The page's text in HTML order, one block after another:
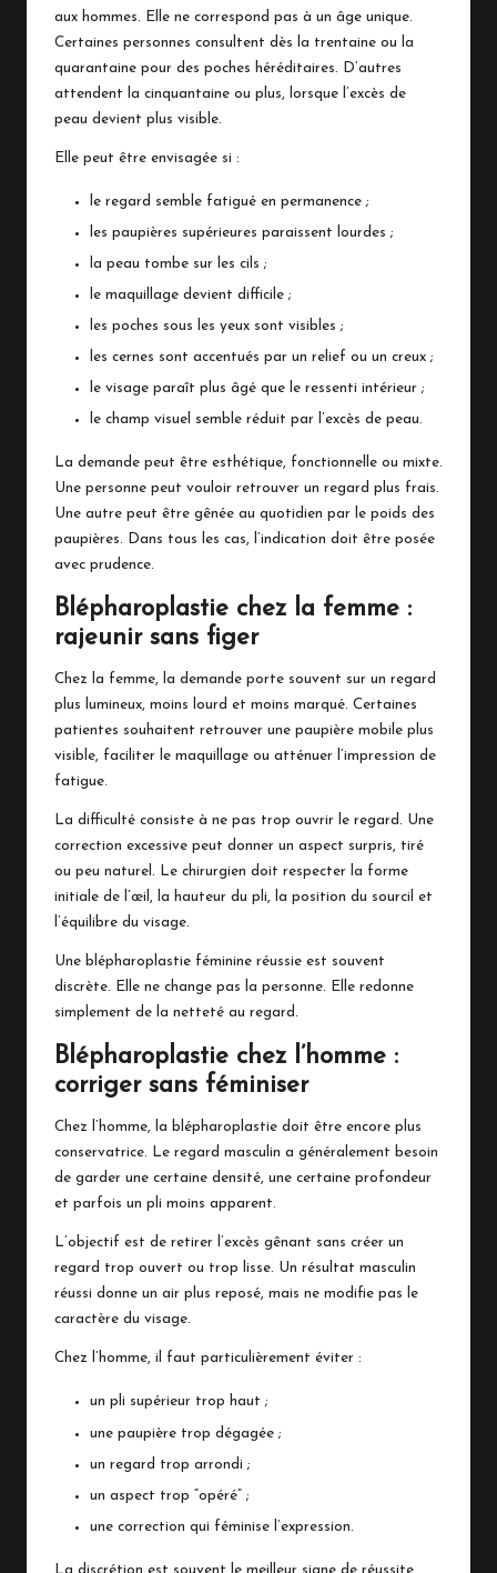
aux hommes. Elle ne correspond pas à un âge unique.
Certaines personnes consultent dès la trentaine ou la
quarantaine pour des poches héréditaires. D’autres
attendent la cinquantaine ou plus, lorsque l’excès de
peau devient plus visible.
Elle peut être envisagée si :
le regard semble fatigué en permanence ;
les paupières supérieures paraissent lourdes ;
la peau tombe sur les cils ;
le maquillage devient difficile ;
les poches sous les yeux sont visibles ;
les cernes sont accentués par un relief ou un creux ;
le visage paraît plus âgé que le ressenti intérieur ;
le champ visuel semble réduit par l’excès de peau.
La demande peut être esthétique, fonctionnelle ou mixte.
Une personne peut vouloir retrouver un regard plus frais.
Une autre peut être gênée au quotidien par le poids des
paupières. Dans tous les cas, l’indication doit être posée
avec prudence.
Blépharoplastie chez la femme :
rajeunir sans figer
Chez la femme, la demande porte souvent sur un regard
plus lumineux, moins lourd et moins marqué. Certaines
patientes souhaitent retrouver une paupière mobile plus
visible, faciliter le maquillage ou atténuer l’impression de
fatigue.
La difficulté consiste à ne pas trop ouvrir le regard. Une
correction excessive peut donner un aspect surpris, tiré
ou peu naturel. Le chirurgien doit respecter la forme
initiale de l’œil, la hauteur du pli, la position du sourcil et
l’équilibre du visage.
Une blépharoplastie féminine réussie est souvent
discrète. Elle ne change pas la personne. Elle redonne
simplement de la netteté au regard.
Blépharoplastie chez l’homme :
corriger sans féminiser
Chez l’homme, la blépharoplastie doit être encore plus
conservatrice. Le regard masculin a généralement besoin
de garder une certaine densité, une certaine profondeur
et parfois un pli moins apparent.
L’objectif est de retirer l’excès gênant sans créer un
regard trop ouvert ou trop lisse. Un résultat masculin
réussi donne un air plus reposé, mais ne modifie pas le
caractère du visage.
Chez l’homme, il faut particulièrement éviter :
un pli supérieur trop haut ;
une paupière trop dégagée ;
un regard trop arrondi ;
un aspect trop “opéré” ;
une correction qui féminise l’expression.
La discrétion est souvent le meilleur signe de réussite.